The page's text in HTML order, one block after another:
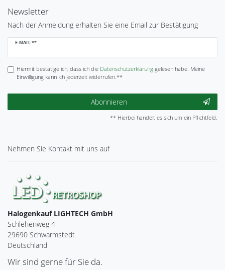
Newsletter
Nach der Anmeldung erhalten Sie eine Email zur Bestätigung
E-MAIL **
Newsletter
Hiermit bestätige ich, dass ich die Daten­schutz­erklärunggelesen habe. Meine
Einwilligung kann ich jederzeit widerrufen.**
Abonnieren
** Hierbei handelt es sich um ein Pflichtfeld.
Nehmen Sie Kontakt mit uns auf
Halogenkauf LIGHTECH GmbH
Schlehenweg 4
29690 Schwarmstedt
Deutschland
Wir sind gerne für Sie da.